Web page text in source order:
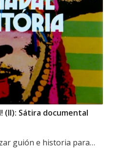
(II): Sátira documental
guión e historia para…